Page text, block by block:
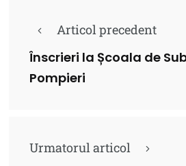
Articol precedent
Înscrieri la Școala de
Pompieri
Urmatorul articol